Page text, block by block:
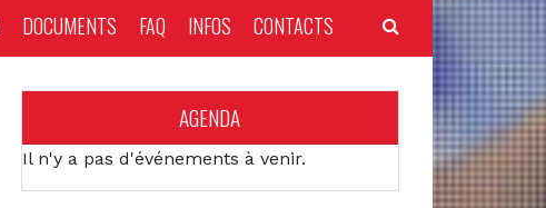
DOCUMENTS FAQ INFOS CONTACTS
AGENDA
Il n'y a pas d'événements à venir.